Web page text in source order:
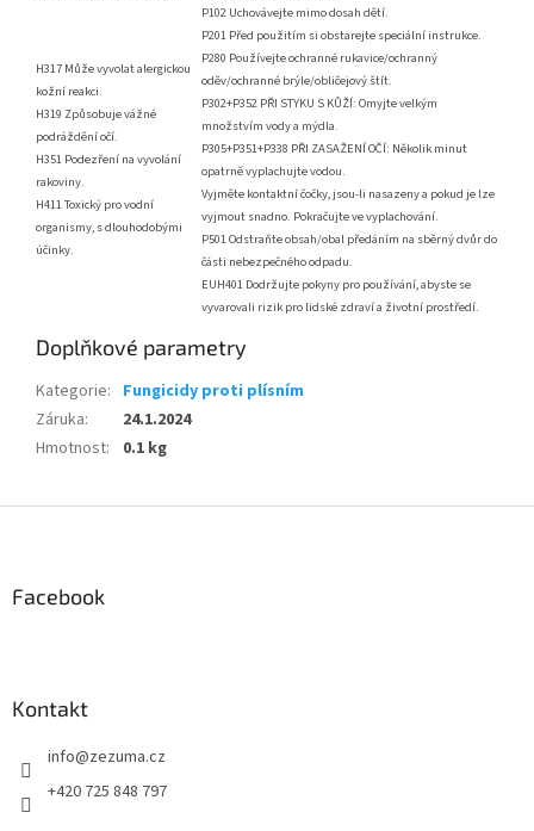
H317 Může vyvolat alergickou
kožní reakci.
H319 Způsobuje vážné
podráždění očí.
H351 Podezření na vyvolání
rakoviny.
H411 Toxický pro vodní
organismy, s dlouhodobými
účinky.
P102 Uchovávejte mimo dosah dětí.
P201 Před použitím si obstarejte speciální instrukce.
P280 Používejte ochranné rukavice/ochranný
oděv/ochranné brýle/obličejový štít.
P302+P352 PŘI STYKU S KŮŽÍ: Omyjte velkým
množstvím vody a mýdla.
P305+P351+P338 PŘI ZASAŽENÍ OČÍ: Několik minut
opatrně vyplachujte vodou.
Vyjměte kontaktní čočky, jsou-li nasazeny a pokud je lze
vyjmout snadno. Pokračujte ve vyplachování.
P501 Odstraňte obsah/obal předáním na sběrný dvůr do
části nebezpečného odpadu.
EUH401 Dodržujte pokyny pro používání, abyste se
vyvarovali rizik pro lidské zdraví a životní prostředí.
Doplňkové parametry
Kategorie: Fungicidy proti plísním
Záruka:
24.1.2024
Hmotnost: 0.1 kg
Facebook
Kontakt
info@zezuma.cz
+420 725 848 797